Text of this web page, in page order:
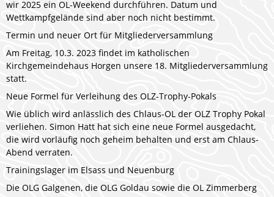
wir 2025 ein OL-Weekend durchführen. Datum und
Wettkampfgelände sind aber noch nicht bestimmt.
Termin und neuer Ort für Mitgliederversammlung
Am Freitag, 10.3. 2023 findet im katholischen
Kirchgemeindehaus Horgen unsere 18. Mitgliederversammlung
statt.
Neue Formel für Verleihung des OLZ-Trophy-Pokals
Wie üblich wird anlässlich des Chlaus-OL der OLZ Trophy Pokal
verliehen. Simon Hatt hat sich eine neue Formel ausgedacht,
die wird vorläufig noch geheim behalten und erst am Chlaus-
Abend verraten.
Trainingslager im Elsass und Neuenburg
Die OLG Galgenen, die OLG Goldau sowie die OL Zimmerberg